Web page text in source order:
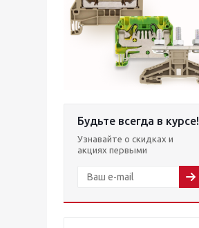
Будьте всегда в курсе!
Узнавайте о скидках и
акциях первыми